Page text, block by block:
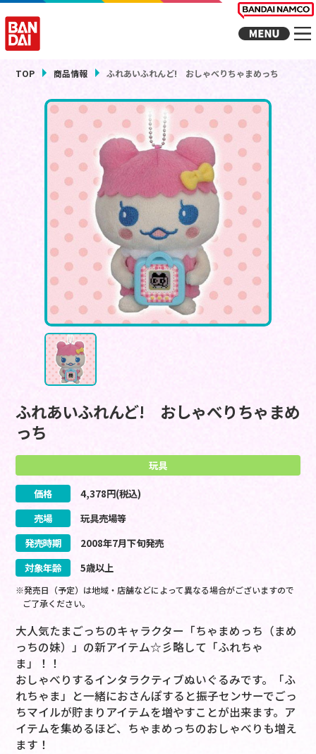
TOP 商品情報 ふれあいふれんど! おしゃべりちゃまめっち
ふれあいふれんど! おしゃべりちゃまめ
っち
玩具
価格 4,378円(税込)
売場
玩具売場等
発売時期
2008年7月下旬発売
対象年齢
5歳以上
※発売日（予定）は地域・店舗などによって異なる場合がございますので
ご了承ください。
大人気たまごっちのキャラクター「ちゃまめっち（まめ
っちの妹）」の新アイテム☆彡略して「ふれちゃ
ま」！！
おしゃべりするインタラクティブぬいぐるみです。「ふ
れちゃま」と一緒におさんぽすると振子センサーでごっ
ちマイルが貯まりアイテムを増やすことが出来ます。ア
イテムを集めるほど、ちゃまめっちのおしゃべりも増え
ます！